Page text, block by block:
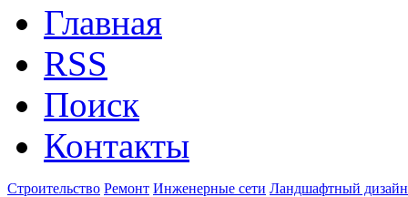
Главная
RSS
Поиск
Контакты
Строительство Ремонт Инженерные сети Ландшафтный дизайн